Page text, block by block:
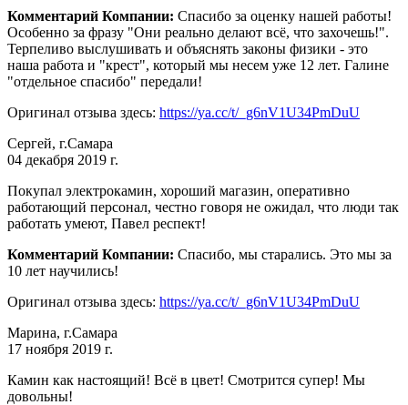
Комментарий Компании: Спасибо за оценку нашей работы!
Особенно за фразу "Они реально делают всё, что захочешь!".
Терпеливо выслушивать и объяснять законы физики - это
наша работа и "крест", который мы несем уже 12 лет. Галине
"отдельное спасибо" передали!
Оригинал отзыва здесь: https://ya.cc/t/_g6nV1U34PmDuU
Сергей, г.Самара
04 декабря 2019 г.
Покупал электрокамин, хороший магазин, оперативно
работающий персонал, честно говоря не ожидал, что люди так
работать умеют, Павел респект!
Комментарий Компании: Спасибо, мы старались. Это мы за
10 лет научились!
Оригинал отзыва здесь: https://ya.cc/t/_g6nV1U34PmDuU
Марина, г.Самара
17 ноября 2019 г.
Камин как настоящий! Всё в цвет! Смотрится супер! Мы
довольны!